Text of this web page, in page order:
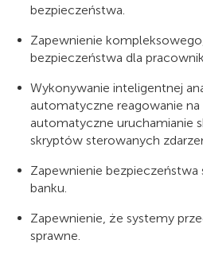
bezpieczeństwa.
Zapewnienie
bezpieczeństwa dla
Wykonywanie inteligentnej
automatyczne reagowanie
automatyczne uruchamianie
skryptów sterowanych
Zapewnienie
banku.
Zapewnienie, że systemy
sprawne.